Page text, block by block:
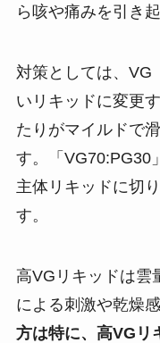
ら咳や痛みを引き
対策としては、VG
いリキッドに変更
たりがマイルドで
す。「VG70:PG30
主体リキッドに切
す。
高VGリキッドは雲
による刺激や乾燥
方は特に、高VGリ